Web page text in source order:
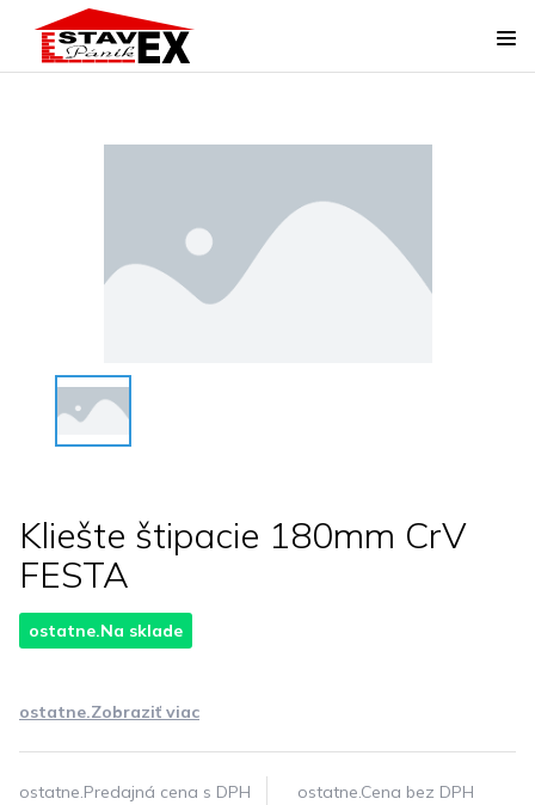
Kliešte štipacie 180mm CrV
FESTA
ostatne.Na sklade
ostatne.Zobraziť viac
ostatne.Predajná cena s DPH ostatne.Cena bez DPH